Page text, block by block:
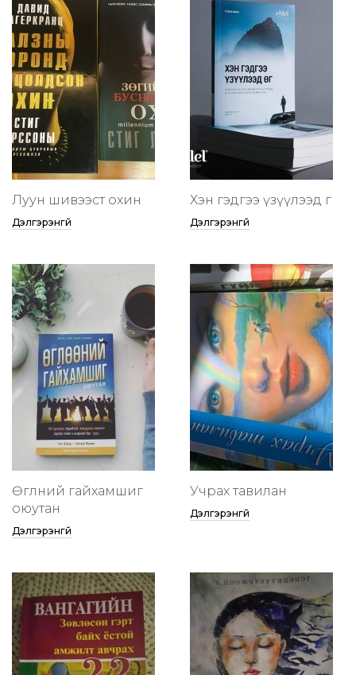
Луун шивээст охин
Дэлгэрэнгүй
Хэн гэдгээ үзүүлээд өг
Дэлгэрэнгүй
Өглөөний гайхамшиг
оюутан
Дэлгэрэнгүй
Учрах тавилан
Дэлгэрэнгүй